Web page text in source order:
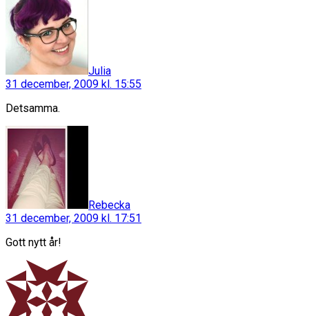
Julia
31 december, 2009 kl. 15:55
Detsamma.
Rebecka
31 december, 2009 kl. 17:51
Gott nytt år!